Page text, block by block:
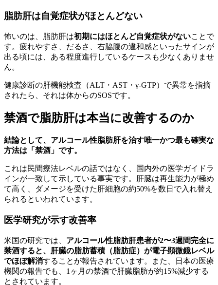
脂肪肝は自覚症状がほとんどない
怖いのは、脂肪肝は初期にはほとんど自覚症状がないことで
す。疲れやすさ、だるさ、右脇腹の違和感といったサインが
出る頃には、ある程度進行しているケースも少なくありませ
ん。
健康診断の肝機能検査（ALT・AST・γ-GTP）で異常を指摘
されたら、それは体からのSOSです。
禁酒で脂肪肝は本当に改善するのか
結論として、アルコール性脂肪肝を治す唯一かつ最も確実な
方法は「禁酒」です。
これは民間療法レベルの話ではなく、国内外の医学ガイドラ
インが一致して示している事実です。肝臓は再生能力が極め
て高く、ダメージを受けた肝細胞の約50%を数日で入れ替え
られるといわれています。
医学研究が示す改善率
米国の研究では、 アルコール性脂肪肝患者が2〜3週間完全に
禁酒すると、肝臓の脂肪蓄積（脂肪症）が電子顕微鏡レベル
でほぼ解消することが報告されています。また、日本の医療
機関の報告でも、1ヶ月の禁酒で肝臓脂肪が約15%減少する
とされています。